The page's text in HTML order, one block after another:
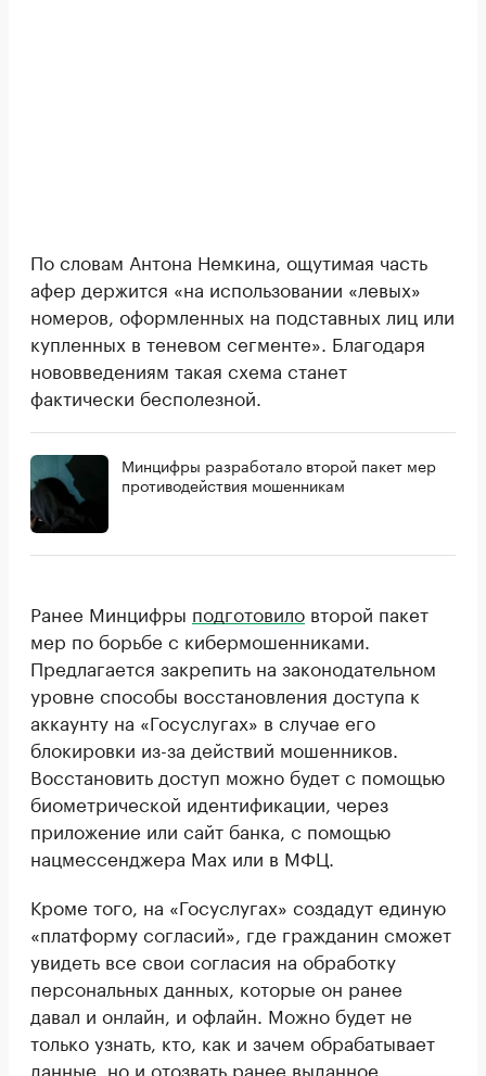
По словам Антона Немкина, ощутимая часть
афер держится «на использовании «левых»
номеров, оформленных на подставных лиц или
купленных в теневом сегменте». Благодаря
нововведениям такая схема станет
фактически бесполезной.
Минцифры разработало второй пакет мер
противодействия мошенникам
Ранее Минцифры подготовило второй пакет
мер по борьбе с кибермошенниками.
Предлагается закрепить на законодательном
уровне способы восстановления доступа к
аккаунту на «Госуслугах» в случае его
блокировки из-за действий мошенников.
Восстановить доступ можно будет с помощью
биометрической идентификации, через
приложение или сайт банка, с помощью
нацмессенджера Max или в МФЦ.
Кроме того, на «Госуслугах» создадут единую
«платформу согласий», где гражданин сможет
увидеть все свои согласия на обработку
персональных данных, которые он ранее
давал и онлайн, и офлайн. Можно будет не
только узнать, кто, как и зачем обрабатывает
данные, но и отозвать ранее выданное